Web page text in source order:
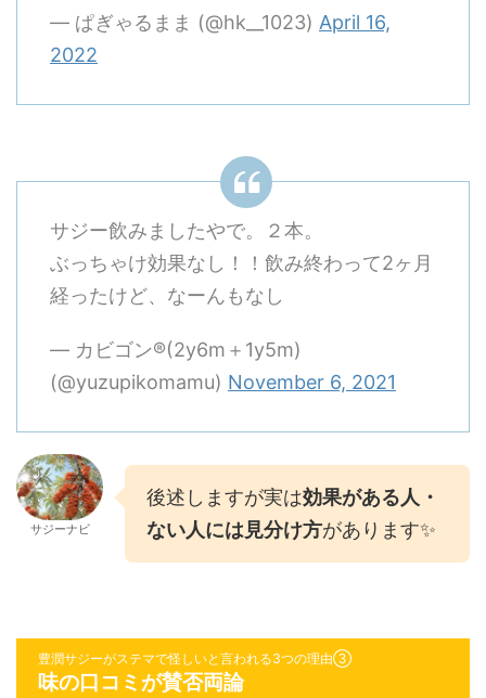
— ぱぎゃるまま (@hk__1023) April 16,
2022
サジー飲みましたやで。２本。
ぶっちゃけ効果なし！！飲み終わって2ヶ月
経ったけど、なーんもなし
— カビゴン®️(2y6m＋1y5m)
(@yuzupikomamu) November 6, 2021
サジーナビ
後述しますが実は効果がある人・
ない人には見分け方があります✨
豊潤サジーがステマで怪しいと言われる3つの理由③
味の口コミが賛否両論